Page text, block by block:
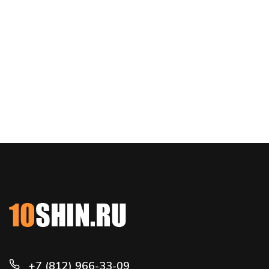
+7 (812) 966-33-09